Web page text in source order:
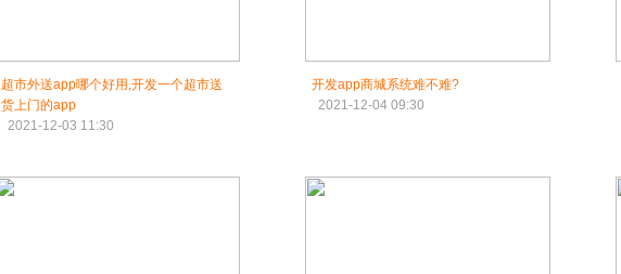
超市外送app哪个好用,开发一个超市送
货上门的app
2021-12-03 11:30
开发app商城系统难不难?
2021-12-04 09:30